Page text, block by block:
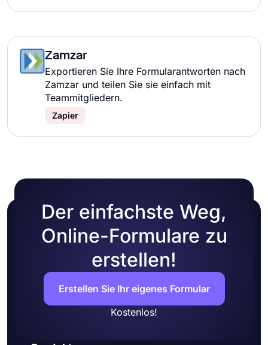
Zamzar
Exportieren Sie Ihre Formularantworten nach
Zamzar und teilen Sie sie einfach mit
Teammitgliedern.
Zapier
Der einfachste Weg,
Online-Formulare zu
erstellen!
Erstellen Sie Ihr eigenes Formular
Kostenlos!